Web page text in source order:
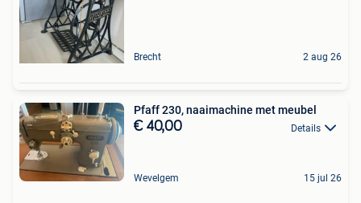
Brecht 2 aug 26
Pfaff 230, naaimachine met meubel
€ 40,00 Details
Wevelgem 15 jul 26